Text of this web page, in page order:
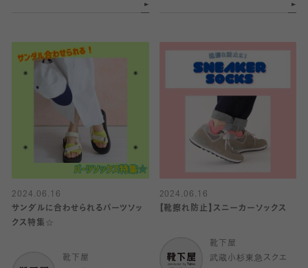
2024.06.16
サンダルに合わせられるパーツソッ
クス特集☆
靴下屋
2024.06.16
【靴擦れ防止】スニーカーソックス
靴下屋
武蔵小杉東急スクエ